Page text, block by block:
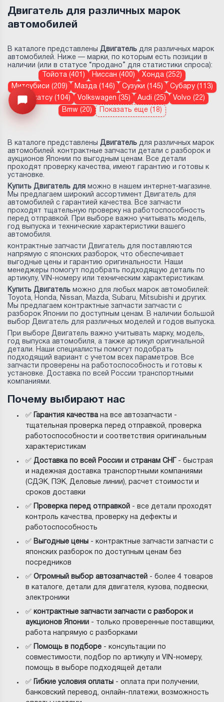
Открыть меню
Двигатель для различных марок
автомобилей
В каталоге представлены Двигатель для различных марок
автомобилей. Ниже — марки, по которым есть позиции в
наличии (или в статусе “продано” для статистики спроса):
Тойота (401)
Ниссан (400)
Хонда (252)
Митсубиси (209)
Мазда (146) Сузуки (145)
Субару (113)
Дайхатсу (104)
Volkswagen (35) Audi (25)
Volvo (22)
Bmw (20)
Показать еще (18)
В каталоге представлены Двигатель для различных марок
автомобилей. контрактные запчасти детали с разборок и
аукционов Японии по выгодным ценам. Все детали
проходят проверку качества, имеют гарантию и готовы к
установке.
Купить Двигатель для
можно в нашем интернет-магазине.
Мы предлагаем широкий ассортимент Двигатель для
автомобилей с гарантией качества. Все запчасти
проходят тщательную проверку на работоспособность
перед отправкой. При выборе важно учитывать модель,
год выпуска и технические характеристики вашего
автомобиля.
контрактные запчасти Двигатель для
поставляются
напрямую с японских разборок, что обеспечивает
выгодные цены и гарантию оригинальности. Наши
менеджеры помогут подобрать подходящую деталь по
артикулу, VIN-номеру или техническим характеристикам.
Купить Двигатель можно для любых марок автомобилей:
Toyota, Honda, Nissan, Mazda, Subaru, Mitsubishi и других.
Мы предлагаем контрактные запчасти запчасти с
разборок Японии по доступным ценам. В наличии большой
выбор Двигатель для различных моделей и годов выпуска.
При выборе Двигатель важно учитывать марку, модель,
год выпуска автомобиля, а также артикул оригинальной
детали. Наши специалисты помогут подобрать
подходящий вариант с учетом всех параметров. Все
запчасти проверены на работоспособность и готовы к
установке. Доставка по всей России транспортными
компаниями.
Почему выбирают нас
✅ Гарантия качествана все автозапчасти -
тщательная проверка перед отправкой, проверка
работоспособности и соответствия оригинальным
характеристикам
✅Доставка по всей России и странам СНГ
- быстрая
и надежная доставка транспортными компаниями
(СДЭК, ПЭК, Деловые линии), расчет стоимости и
сроков доставки
✅ Проверка перед отправкой - все детали проходят
контроль качества, проверку на дефекты и
работоспособность
✅ Выгодные цены - контрактные запчасти запчасти с
японских разборок по доступным ценам без
посредников
✅Огромный выбор автозапчастей - более 4 товаров
в каталоге, детали для двигателя, кузова, подвески,
электроники
✅ контрактные запчасти запчасти с разборок и
аукционов Японии - только проверенные поставщики,
работа напрямую с разборками
✅ Помощь в подборе - консультации по
совместимости, подбор по артикулу и VIN-номеру,
помощь в выборе подходящей детали
✅ Гибкие условия оплаты - оплата при получении,
банковский перевод, онлайн-платежи, возможность